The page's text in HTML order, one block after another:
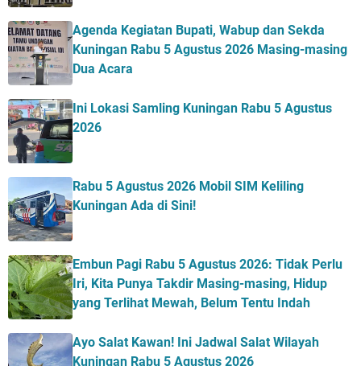
Agenda Kegiatan Bupati, Wabup dan Sekda
Kuningan Rabu 5 Agustus 2026 Masing-masing
Dua Acara
Ini Lokasi Samling Kuningan Rabu 5 Agustus
2026
Rabu 5 Agustus 2026 Mobil SIM Keliling
Kuningan Ada di Sini!
Embun Pagi Rabu 5 Agustus 2026: Tidak Perlu
Iri, Kita Punya Takdir Masing-masing, Hidup
yang Terlihat Mewah, Belum Tentu Indah
Ayo Salat Kawan! Ini Jadwal Salat Wilayah
Kuningan Rabu 5 Agustus 2026